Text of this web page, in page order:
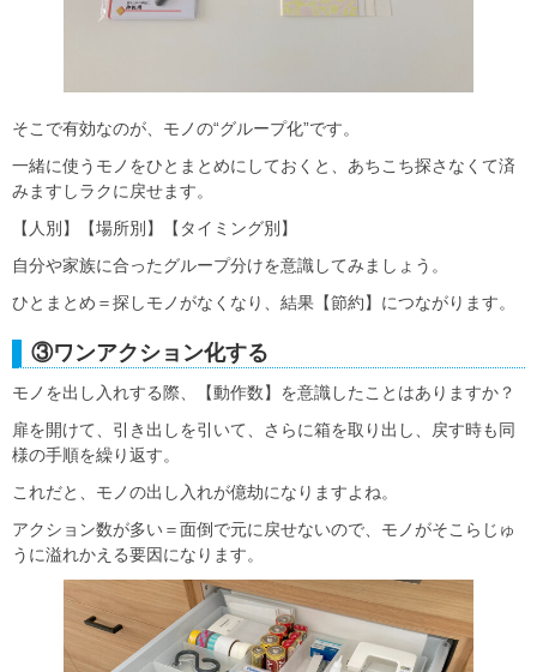
そこで有効なのが、モノの“グループ化”です。
一緒に使うモノをひとまとめにしておくと、あちこち探さなくて済
みますしラクに戻せます。
【人別】【場所別】【タイミング別】
自分や家族に合ったグループ分けを意識してみましょう。
ひとまとめ＝探しモノがなくなり、結果【節約】につながります。
③ワンアクション化する
モノを出し入れする際、【動作数】を意識したことはありますか？
扉を開けて、引き出しを引いて、さらに箱を取り出し、戻す時も同
様の手順を繰り返す。
これだと、モノの出し入れが億劫になりますよね。
アクション数が多い＝面倒で元に戻せないので、モノがそこらじゅ
うに溢れかえる要因になります。